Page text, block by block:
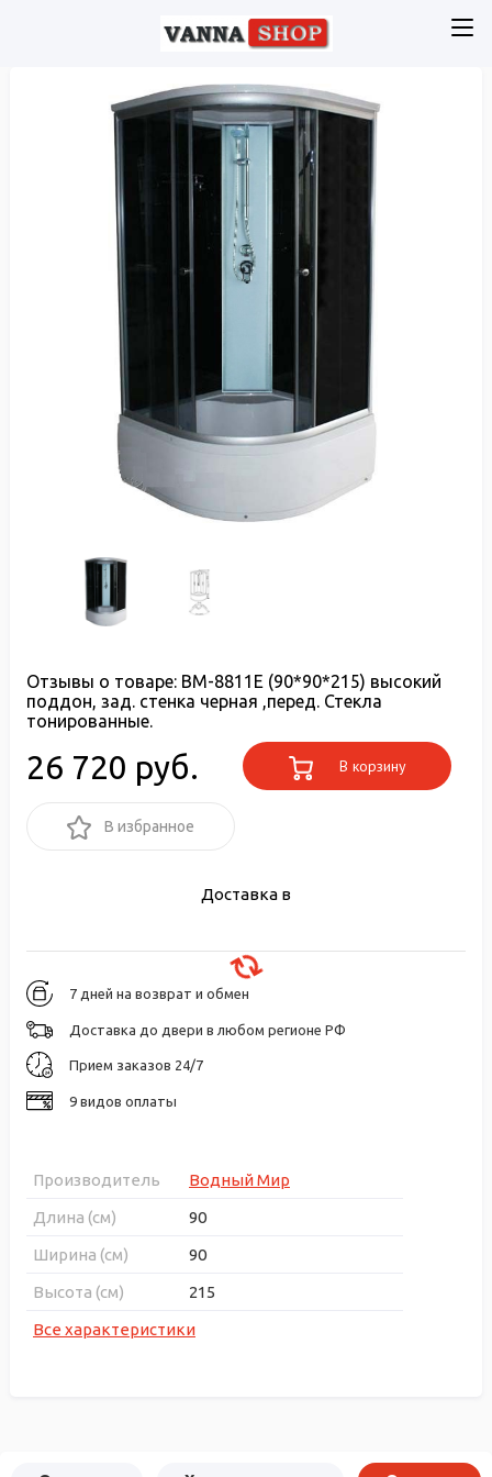
Отзывы о товаре: ВМ-8811Е (90*90*215) высокий
поддон, зад. стенка черная ,перед. Стекла
тонированные.
26 720 руб. В корзину
В избранное
Доставка в
7 дней на возврат и обмен
Доставка до двери в любом регионе РФ
Прием заказов 24/7
9 видов оплаты
Производитель
Водный Мир
Длина (см)
90
Ширина (см)
90
Высота (см)
215
Все характеристики